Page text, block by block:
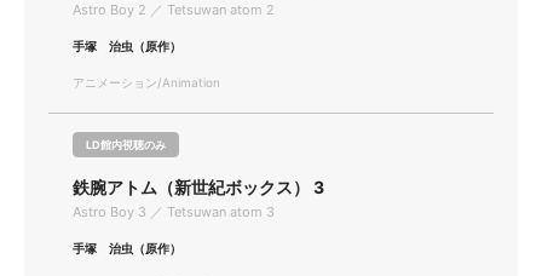
Astro Boy 2 ／ Tetsuwan atom 2
手塚 治虫（原作）
アニメーション/Animation
LD館内視聴のみ
鉄腕アトム（新世紀ボックス） 3
Astro Boy 3 ／ Tetsuwan atom 3
手塚 治虫（原作）